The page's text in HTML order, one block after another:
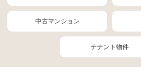
中古マンション
テナント物件